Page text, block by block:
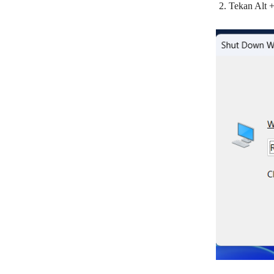
Tekan Alt